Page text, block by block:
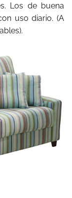
Los de buena
uso diario. (A